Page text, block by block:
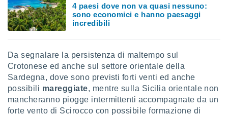
4 paesi dove non va quasi nessuno:
sono economici e hanno paesaggi
incredibili
Da segnalare la persistenza di maltempo sul
Crotonese ed anche sul settore orientale della
Sardegna, dove sono previsti forti venti ed anche
possibili mareggiate, mentre sulla Sicilia orientale non
mancheranno piogge intermittenti accompagnate da un
forte vento di Scirocco con possibile formazione di